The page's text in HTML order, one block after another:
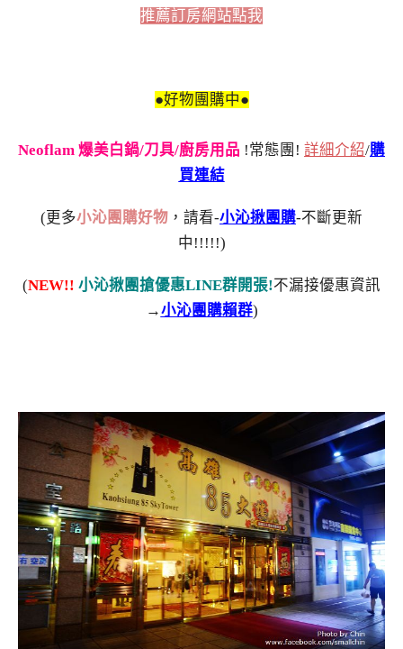
推薦訂房網站點我
●好物團購中●
Neoflam 爆美白鍋/刀具/廚房用品 !常態團! 詳細介紹/購
買連結
(更多小沁團購好物 ，請看-小沁揪團購-不斷更新
中!!!!!)
(NEW!! 小沁揪團搶優惠LINE群開張!不漏接優惠資訊
→小沁團購賴群)